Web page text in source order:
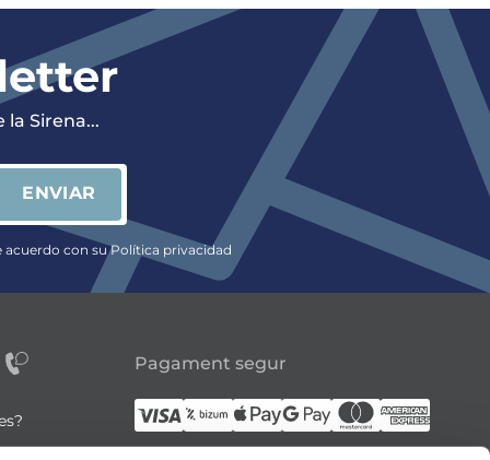
Sirena...
ENVIAR
con su Política privacidad
Pagament segur